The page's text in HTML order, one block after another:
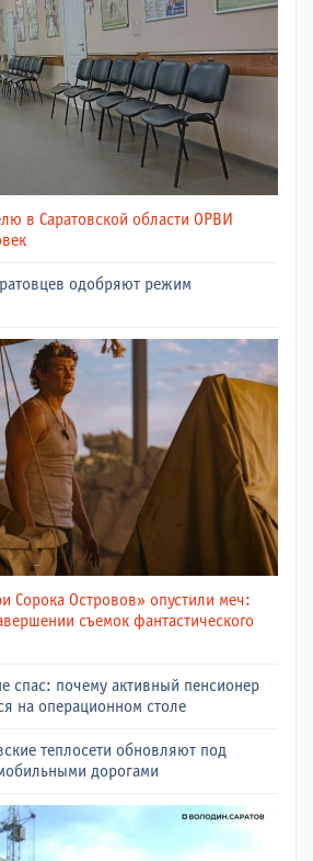
в Саратовской области ОРВИ
одобряют режим
Сорока Островов» опустили меч:
съемок фантастического
спас: почему активный пенсионер
на операционном столе
теплосети обновляют под
дорогами